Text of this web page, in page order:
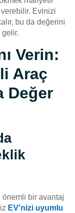
Evinizi
bu da değerini
gelir.
Verin:
Araç
Değer
önemli bir avantaj
EV'nizi uyumlu